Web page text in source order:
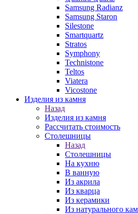
Samsung Radianz
Samsung Staron
Silestone
Smartquartz
Stratos
Symphony
Technistone
Teltos
Viatera
Vicostone
Изделия из камня
Назад
Изделия из камня
Рассчитать стоимость
Столешницы
Назад
Столешницы
На кухню
В ванную
Из акрила
Из кварца
Из керамики
Из натурального